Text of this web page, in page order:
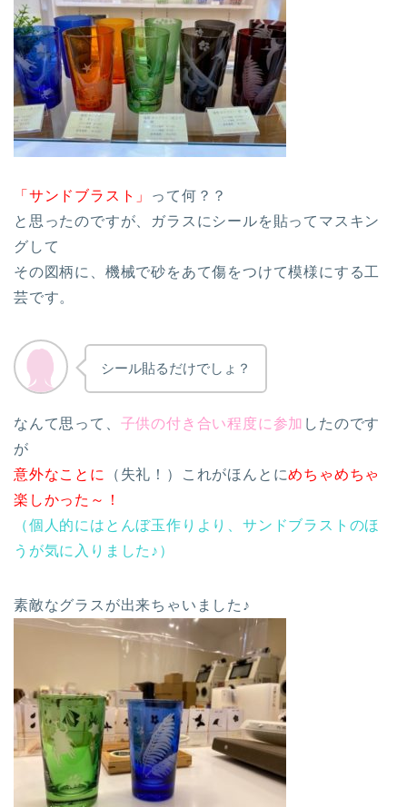
「サンドブラスト」
って何？？
と思ったのですが、ガラスにシールを貼ってマスキン
グして
その図柄に、機械で砂をあて傷をつけて模様にする工
芸です。
シール貼るだけでしょ？
なんて思って、 子供の付き合い程度に参加 したのです
が
意外なことに
（失礼！）これがほんとにめちゃめちゃ
楽しかった～！
（個人的にはとんぼ玉作りより、サンドブラストのほ
うが気に入りました♪）
素敵なグラスが出来ちゃいました♪